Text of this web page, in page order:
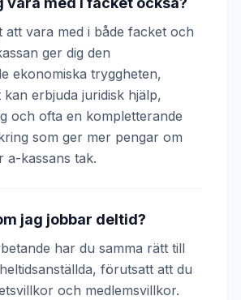
att vara med i både facket och
ger dig den
ekonomiska tryggheten,
kan erbjuda juridisk hjälp,
och ofta en kompletterande
som ger mer pengar om
a-kassans tak.
jag jobbar deltid?
har du samma rätt till
förutsatt att du
och medlemsvillkor.